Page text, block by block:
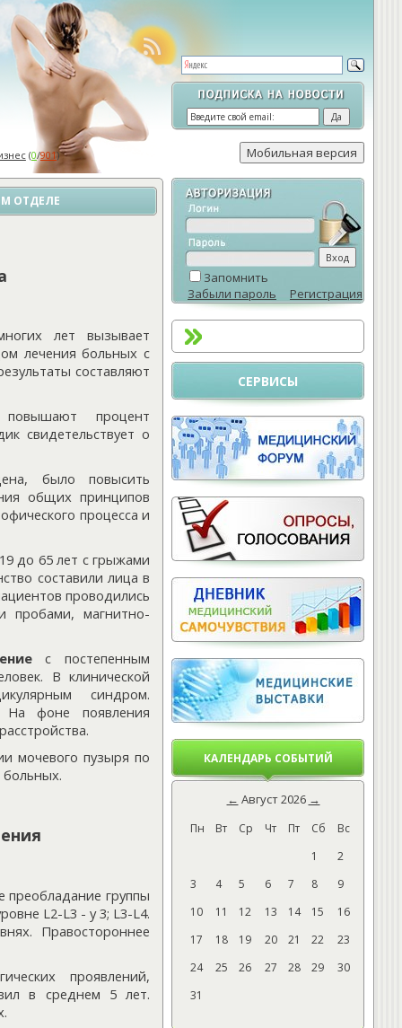
(0/901)
Запомнить
Забыли пароль
Регистрация
СЕРВИСЫ
КАЛЕНДАРЬ СОБЫТИЙ
← Август 2026 →
Пн Вт Ср Чт Пт Сб
Вс
1
2
3
4 5 6 7 8
9
10
11 12 13 14 15
16
17
18 19 20 21 22
23
24
25 26 27 28 29
30
31
ОТДЕЛЕ
лет вызывает
лечения больных с
составляют
процент
свидетельствует о
было повысить
общих принципов
процесса и
до 65 лет с грыжами
составили лица в
проводились
пробами, магнитно-
с постепенным
В клинической
синдром.
На фоне появления
мочевого пузыря по
преобладание группы
L2-L3 - у 3; L3-L4.
Правостороннее
проявлений,
в среднем 5 лет.